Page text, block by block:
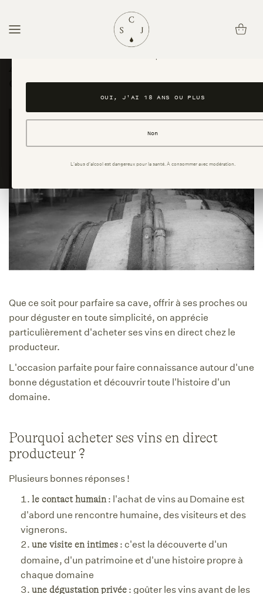
Avez-vous l'âge légal pour consommer de l'alcool ?
Ce site est réservé aux personnes majeures. En accédant au site, vous confirmez
OUI, J'AI 18 ANS OU PLUS
Non
L'abus d'alcool est dangereux pour la santé. À consommer avec modération.
contenu
Panier
direct du producteur vigneron
Que ce soit pour parfaire sa cave, offrir à ses proches ou
pour déguster en toute simplicité, on apprécie
particulièrement d'acheter ses vins en direct chez le
producteur.
L'occasion parfaite pour faire connaissance autour d'une
bonne dégustation et découvrir toute l'histoire d'un
domaine.
Pourquoi acheter ses vins en direct
producteur ?
Plusieurs bonnes réponses !
le contact humain : l'achat de vins au Domaine est
d'abord une rencontre humaine, des visiteurs et des
vignerons.
une visite en intimes : c'est la découverte d'un
domaine, d'un patrimoine et d'une histoire propre à
chaque domaine
une dégustation privée : goûter les vins avant de les